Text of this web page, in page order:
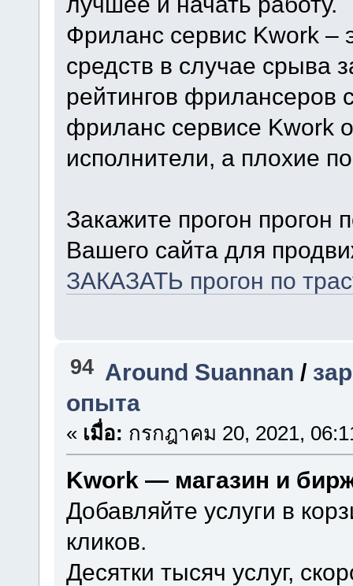
Фриланс сервис Kwork –
средств в случае срыва
рейтингов фрилансеров
фриланс сервисе Kwork
исполнители, а плохие
Закажите прогон прогон
Вашего сайта для
ЗАКАЗАТЬ прогон по
94 Around Suannan /
опыта
« เมื่อ: กรกฎาคม 20, 2021,
Kwork — магазин и
Добавляйте услуги в
кликов.
Десятки тысяч услуг,